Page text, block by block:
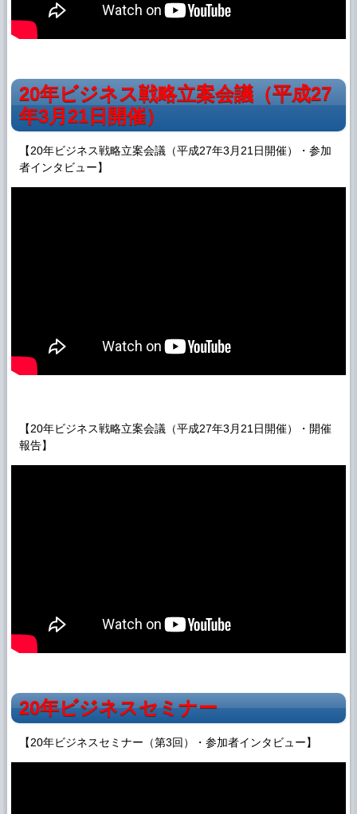
20年ビジネス戦略立案会議（平成27
年3月21日開催）
【20年ビジネス戦略立案会議（平成27年3月21日開催）・参加
者インタビュー】
【20年ビジネス戦略立案会議（平成27年3月21日開催）・開催
報告】
20年ビジネスセミナー
【20年ビジネスセミナー（第3回）・参加者インタビュー】